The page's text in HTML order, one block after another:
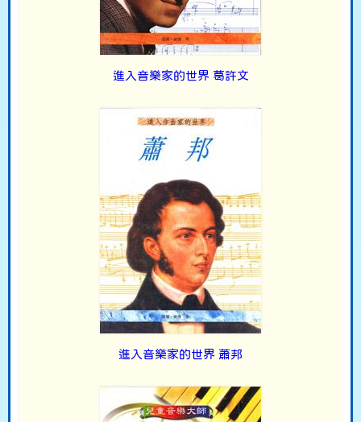
進入音樂家的世界 葛許文
進入音樂家的世界 蕭邦